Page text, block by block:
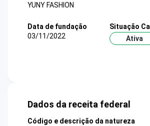
YUNY FASHION
Data de fundação
03/11/2022
Situação
Ativa
Dados da receita federal
Código e descrição da natureza